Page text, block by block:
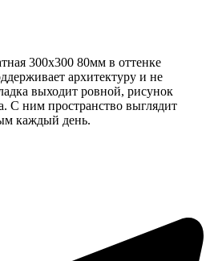
300х300 80мм в оттенке
архитектуру и не
выходит ровной, рисунок
С ним пространство выглядит
каждый день.